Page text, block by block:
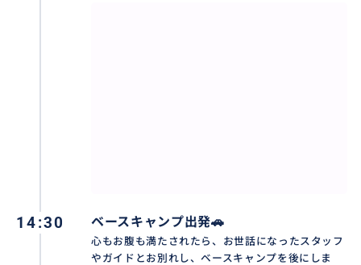
14:30 ベースキャンプ出発🚗
心もお腹も満たされたら、お世話になったスタッフ
やガイドとお別れし、ベースキャンプを後にしま